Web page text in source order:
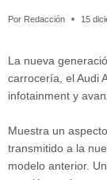
Por Redacción 15
La nueva
carrocería, el Audi
infotainment y
Muestra un
transmitido a la
modelo anterior.